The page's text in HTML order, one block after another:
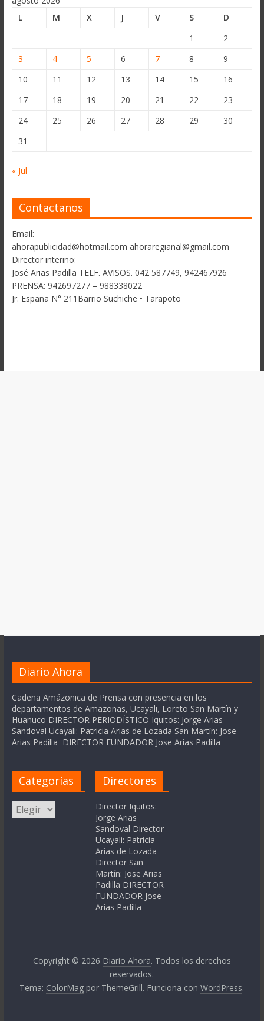
L
M X J V S
D
1
2
3
4 5 6 7 8
9
10
11 12 13 14 15
16
17
18 19 20 21 22
23
24
25 26 27 28 29
30
31
« Jul
Contactanos
Email:
ahorapublicidad@hotmail.com ahoraregianal@gmail.com
Director interino:
José Arias Padilla TELF. AVISOS. 042 587749, 942467926
PRENSA: 942697277 – 988338022
Jr. España N° 211Barrio Suchiche • Tarapoto
Diario Ahora
Cadena Amázonica de Prensa con presencia en los
departamentos de Amazonas, Ucayali, Loreto San Martín y
Huanuco DIRECTOR PERIODÍSTICO Iquitos: Jorge Arias
Sandoval Ucayali: Patricia Arias de Lozada San Martín: Jose
Arias Padilla DIRECTOR FUNDADOR Jose Arias Padilla
Categorías
Categorías
Directores
Director Iquitos:
Jorge Arias
Sandoval Director
Ucayali: Patricia
Arias de Lozada
Director San
Martín: Jose Arias
Padilla DIRECTOR
FUNDADOR Jose
Arias Padilla
Copyright © 2026 Diario Ahora. Todos los derechos
reservados.
Tema: ColorMag por ThemeGrill. Funciona conWordPress.